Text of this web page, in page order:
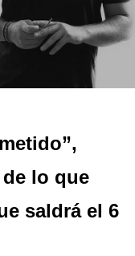
lo que
saldrá el 6